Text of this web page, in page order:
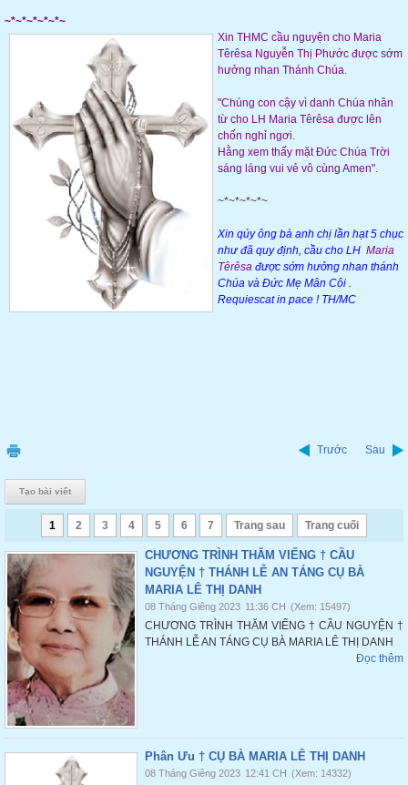
~*~*~*~*~*~
Xin THMC cầu nguyện cho Maria
Têrêsa Nguyễn Thị Phước được sớm
hưởng nhan Thánh Chúa.
"Chúng con cậy vì danh Chúa nhân
từ cho LH Maria Têrêsa được lên
chốn nghỉ ngơi.
Hằng xem thấy mặt Đức Chúa Trời
sáng láng vui vẻ vô cùng Amen".
~*~*~*~*~
Xin qúy ông bà anh chị lần hạt 5 chục
như đã quy định, cầu cho LH Maria
Têrêsa được sớm hưởng nhan thánh
Chúa và Đức Mẹ Mân Côi .
Requiescat in pace ! TH/MC
Trước Sau
Tạo bài viết
1 2 3 4 5 6 7 Trang sau Trang cuối
CHƯƠNG TRÌNH THĂM VIẾNG † CẦU
NGUYỆN † THÁNH LỄ AN TÁNG CỤ BÀ
MARIA LÊ THỊ DANH
08 Tháng Giêng 2023 11:36 CH (Xem: 15497)
CHƯƠNG TRÌNH THĂM VIẾNG † CẦU NGUYỆN †
THÁNH LỄ AN TÁNG CỤ BÀ MARIA LÊ THỊ DANH
Đọc thêm
Phân Ưu † CỤ BÀ MARIA LÊ THỊ DANH
08 Tháng Giêng 2023 12:41 CH (Xem: 14332)